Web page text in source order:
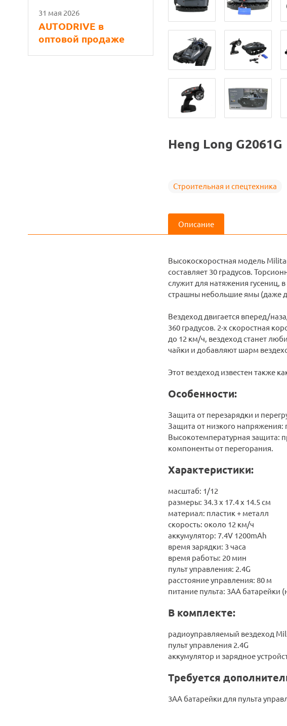
31 мая 2026
AUTODRIVE в
оптовой продаже
Heng Long G2061G
Строительная и спецтехника
Описание
Высокоскоростная модель
составляет 30 градусов.
служит для натяжения гусениц,
страшны небольшие ямы (даже
Вездеход двигается вперед/
360 градусов. 2-х скоростная
до 12 км/ч, вездеход станет
чайки и добавляют шарм
Этот вездеход известен также
Особенности:
Защита от перезарядки и
Защита от низкого напряжения:
Высокотемпературная защита:
компоненты от перегорания.
Характеристики:
масштаб: 1/12
размеры: 34.3 x 17.4 x 14.5 см
материал: пластик + металл
скорость: около 12 км/ч
аккумулятор: 7.4V 1200mAh
время зарядки: 3 часа
время работы: 20 мин
пульт управления: 2.4G
расстояние управления: 80 м
питание пульта: 3AA батарейки
В комплекте:
радиоуправляемый вездеход
пульт управления 2.4G
аккумулятор и зарядное
Требуется
3АА батарейки для пульта